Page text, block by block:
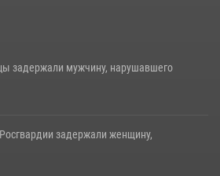
задержали мужчину, нарушавшего
задержали женщину,